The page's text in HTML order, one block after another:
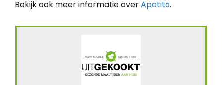
Bekijk ook meer informatie overApetito.